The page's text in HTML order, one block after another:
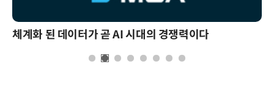
체계화 된 데이터가 곧 AI 시대의 경쟁력이다